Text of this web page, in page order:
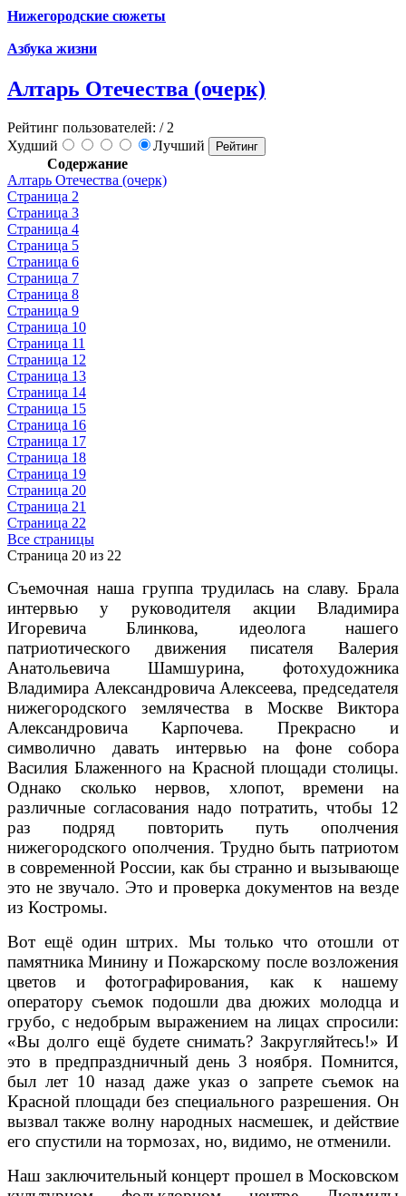
Нижегородские сюжеты
Азбука жизни
Алтарь Отечества (очерк)
Рейтинг пользователей: / 2
Худший
Лучший
Содержание
Алтарь Отечества (очерк)
Страница 2
Страница 3
Страница 4
Страница 5
Страница 6
Страница 7
Страница 8
Страница 9
Страница 10
Страница 11
Страница 12
Страница 13
Страница 14
Страница 15
Страница 16
Страница 17
Страница 18
Страница 19
Страница 20
Страница 21
Страница 22
Все страницы
Страница 20 из 22
Съемочная наша группа трудилась на славу. Брала
интервью у руководителя акции Владимира
Игоревича Блинкова, идеолога нашего
патриотического движения писателя Валерия
Анатольевича Шамшурина, фотохудожника
Владимира Александровича Алексеева, председателя
нижегородского землячества в Москве Виктора
Александровича Карпочева. Прекрасно и
символично давать интервью на фоне собора
Василия Блаженного на Красной площади столицы.
Однако сколько нервов, хлопот, времени на
различные согласования надо потратить, чтобы 12
раз подряд повторить путь ополчения
нижегородского ополчения. Трудно быть патриотом
в современной России, как бы странно и вызывающе
это не звучало. Это и проверка документов на везде
из Костромы.
Вот ещё один штрих. Мы только что отошли от
памятника Минину и Пожарскому после возложения
цветов и фотографирования, как к нашему
оператору съемок подошли два дюжих молодца и
грубо, с недобрым выражением на лицах спросили:
«Вы долго ещё будете снимать? Закругляйтесь!» И
это в предпраздничный день 3 ноября. Помнится,
был лет 10 назад даже указ о запрете съемок на
Красной площади без специального разрешения. Он
вызвал также волну народных насмешек, и действие
его спустили на тормозах, но, видимо, не отменили.
Наш заключительный концерт прошел в Московском